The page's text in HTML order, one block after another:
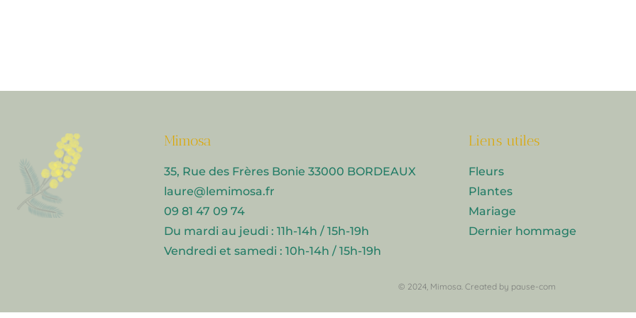
Mimosa
35, Rue des Frères Bonie 33000 BORDEAUX
laure@lemimosa.fr​
09 81 47 09 74
Du mardi au jeudi : 11h-14h / 15h-19h
Vendredi et samedi : 10h-14h / 15h-19h
Liens utiles
Fleurs
Plantes
Mariage
Dernier hommage
© 2024, Mimosa. Created by pause-com